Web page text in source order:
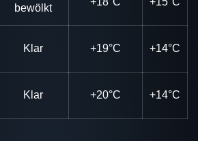
bewölkt
Klar +19°C +14°C
Klar +20°C +14°C